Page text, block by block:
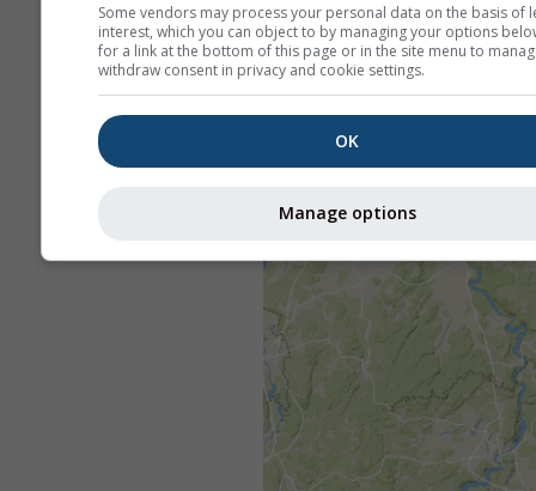
Some vendors may process your personal data on the basis of
interest, which you can object to by managing your options
for a link at the bottom of this page or in the site menu to
withdraw consent in privacy and cookie settings.
OK
Manage options